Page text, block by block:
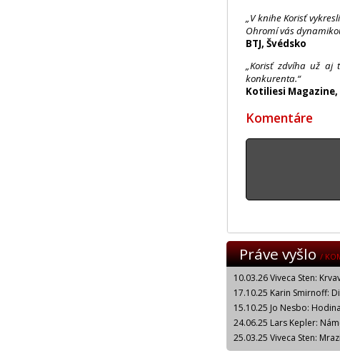
„V knihe Korisť
Ohromí vás
BTJ, Švédsko
„Korisť zdvíha už aj
konkurenta.“
Kotiliesi Magazine,
Komentáre
Práve vyšlo/
10.03.26 Viveca Sten:
17.10.25 Karin Smirnoff:
15.10.25 Jo Nesbo:
24.06.25 Lars Kepler:
25.03.25 Viveca Sten: